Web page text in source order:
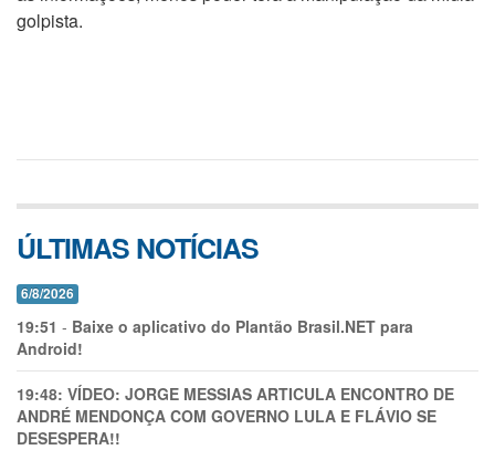
golpista.
ÚLTIMAS NOTÍCIAS
6/8/2026
19:51 - Baixe o aplicativo do Plantão Brasil.NET para
Android!
19:48: VÍDEO: JORGE MESSIAS ARTICULA ENCONTRO DE
ANDRÉ MENDONÇA COM GOVERNO LULA E FLÁVIO SE
DESESPERA!!